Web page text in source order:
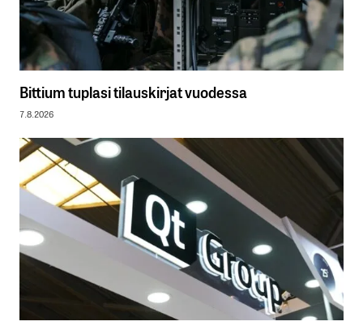
Bittium tuplasi tilauskirjat vuodessa
7.8.2026